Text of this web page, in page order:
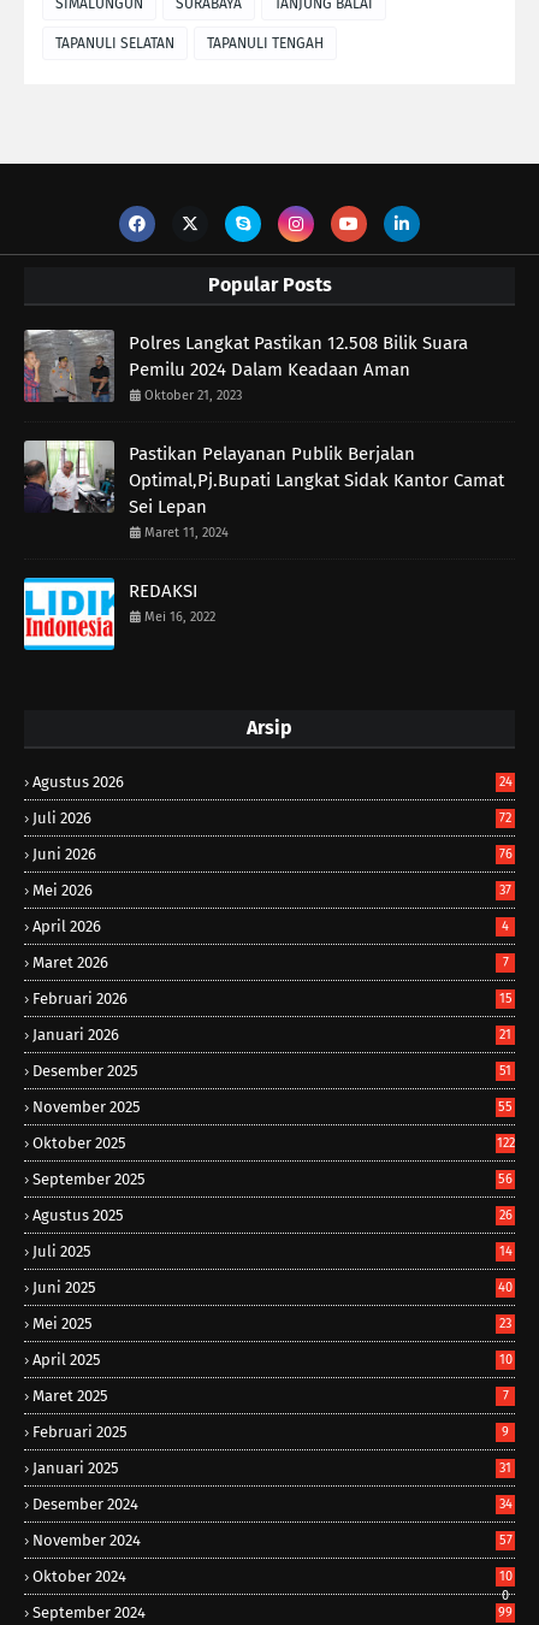
TAPANULI SELATAN TAPANULI TENGAH
Popular Posts
Polres Langkat Pastikan 12.508 Bilik Suara
Pemilu 2024 Dalam Keadaan Aman
Oktober 21, 2023
Pastikan Pelayanan Publik Berjalan
Optimal,Pj.Bupati Langkat Sidak Kantor Camat
Sei Lepan
Maret 11, 2024
REDAKSI
Mei 16, 2022
Arsip
Agustus 2026 24
Juli 2026 72
Juni 2026 76
Mei 2026 37
April 2026 4
Maret 2026 7
Februari 2026 15
Januari 2026 21
Desember 2025 51
November 2025 55
Oktober 2025 122
September 2025 56
Agustus 2025 26
Juli 2025 14
Juni 2025 40
Mei 2025 23
April 2025 10
Maret 2025 7
Februari 2025 9
Januari 2025 31
Desember 2024 34
November 2024 57
Oktober 2024
10
0
September 2024 99